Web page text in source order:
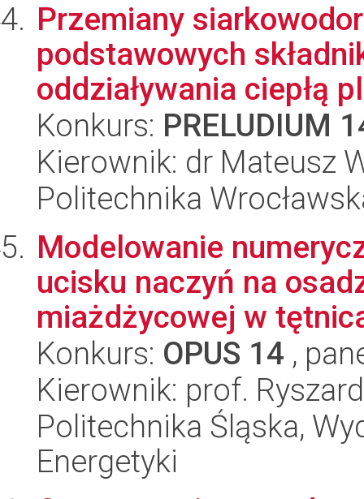
Przemiany
podstawowych
oddziaływania ciepłą
Konkurs: PRELUDIUM
Kierownik: dr Mateusz
Politechnika
Modelowanie
ucisku naczyń na
miażdżycowej w
Konkurs: OPUS 14 ,
Kierownik: prof.
Politechnika Śląska,
Energetyki